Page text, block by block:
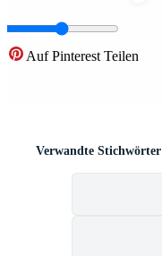
Auf Pinterest Teilen
Verwandte Stichwörter